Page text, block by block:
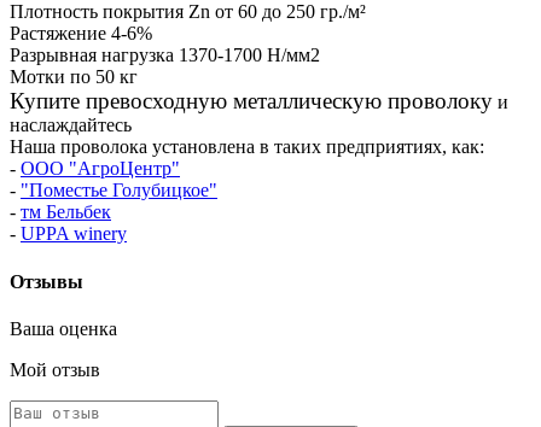
Плотность покрытия Zn от 60 до 250 гр./м²
Растяжение 4-6%
Разрывная нагрузка 1370-1700 Н/мм2
Мотки по 50 кг
Купите превосходную металлическую проволоку и
наслаждайтесь
Наша проволока установлена в таких предприятиях, как:
- ООО "АгроЦентр"
- "Поместье Голубицкое"
- тм Бельбек
- UPPA winery
Отзывы
Ваша оценка
Мой отзыв